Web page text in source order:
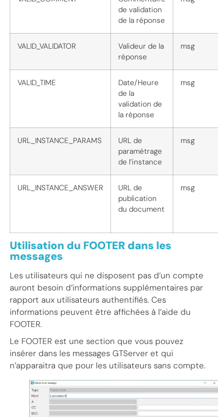
de validation
de la réponse
VALID_VALIDATOR
Valideur de la
réponse
msg
VALID_TIME
Date/Heure
de la
validation de
la réponse
msg
URL_INSTANCE_PARAMS
URL de
paramétrage
de l’instance
msg
URL_INSTANCE_ANSWER
URL de
publication
du document
msg
Utilisation du FOOTER dans les
messages
Les utilisateurs qui ne disposent pas d’un compte
auront besoin d’informations supplémentaires par
rapport aux utilisateurs authentifiés. Ces
informations peuvent être affichées à l’aide du
FOOTER.
Le FOOTER est une section que vous pouvez
insérer dans les messages GTServer et qui
n’apparaitra que pour les utilisateurs sans compte.